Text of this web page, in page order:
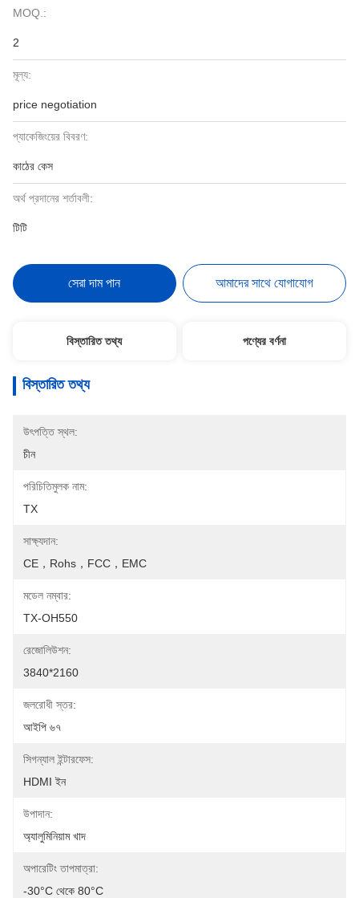
MOQ.:
2
মূল্য:
price negotiation
প্যাকেজিংয়ের বিবরণ:
কাঠের কেস
অর্থ প্রদানের শর্তাবলী:
টিটি
সেরা দাম পান আমাদের সাথে যোগাযোগ
বিস্তারিত তথ্য পণ্যের বর্ণনা
বিস্তারিত তথ্য
উৎপত্তি স্থল:
চীন
পরিচিতিমুলক নাম:
TX
সাক্ষ্যদান:
CE，rohs，FCC，EMC
মডেল নম্বার:
TX-OH550
রেজোলিউশন:
3840*2160
জলরোধী স্তর:
আইপি ৬৭
সিগন্যাল ইন্টারফেস:
HDMI ইন
উপাদান:
অ্যালুমিনিয়াম খাদ
অপারেটিং তাপমাত্রা:
-30°C থেকে 80°C